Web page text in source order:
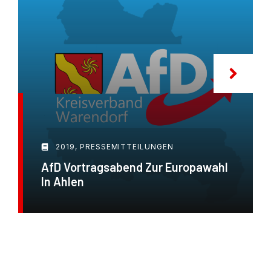
2019 , PRESSEMITTEILUNGEN
AfD Vortragsabend Zur Europawahl
In Ahlen